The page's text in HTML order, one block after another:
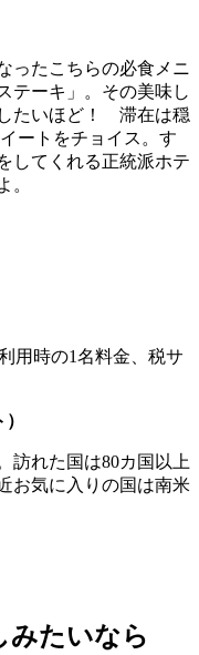
ったこちらの必食メニ
テーキ」。その美味し
たいほど！ 滞在は穏
ートをチョイス。す
してくれる正統派ホテ
。
用時の1名料金、税サ
訪れた国は80カ国以上
お気に入りの国は南米
みたいなら